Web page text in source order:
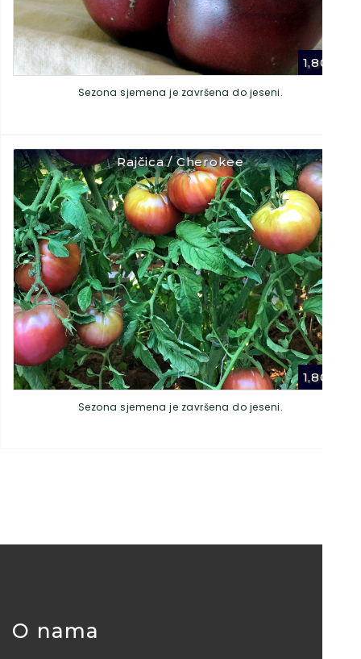
1,80
Sezona sjemena je završena do jeseni.
Rajčica / Cherokee
1,80
Sezona sjemena je završena do jeseni.
O nama